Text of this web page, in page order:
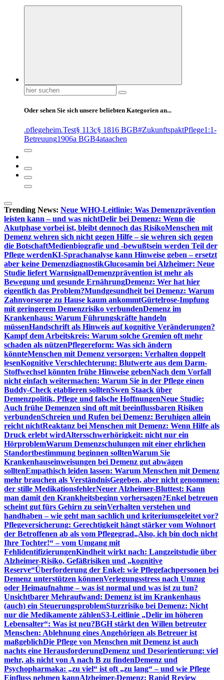
Suchen
nach:
Oder sehen Sie sich unsere beliebten Kategorien an...
.pflegeheim.Test§ 113c§ 1816 BGB#ZukunftspaktPflege1:1-
Betreuung1906a BGB4ataachen
Trending News: Neue WHO-Leitlinie: Was Demenzprävention
leisten kann – und was nichtDelir bei Demenz: Wenn die
Akutphase vorbei ist, bleibt dennoch das RisikoMenschen mit
Demenz wehren sich nicht gegen Hilfe – sie wehren sich gegen
die BotschaftMedienbiografie und -bewußtsein werden Teil der
Pflege werdenKI-Sprachanalyse kann Hinweise geben – ersetzt
aber keine DemenzdiagnostikGlucosamin bei Alzheimer: Neue
Studie liefert WarnsignalDemenzprävention ist mehr als
Bewegung und gesunde ErnährungDemenz: Wer hat hier
eigentlich das Problem?Mundgesundheit bei Demenz: Warum
Zahnvorsorge zu Hause kaum ankommtGürtelrose-Impfung
mit geringerem Demenzrisiko verbundenDemenz im
Krankenhaus: Warum Führungskräfte handeln
müssenHandschrift als Hinweis auf kognitive Veränderungen?
Kampf dem Arbeitskreis: Warum solche Gremien oft mehr
schaden als nützenPflegereform: Was sich ändern
könnteMenschen mit Demenz versorgen: Verhalten doppelt
lesenKognitive Verschlechterung: Blutwerte aus dem Darm-
Stoffwechsel könnten frühe Hinweise gebenNach dem Vorfall
nicht einfach weitermachen: Warum Sie in der Pflege einen
Buddy-Check etablieren solltenSwen Staack über
Demenzpolitik, Pflege und falsche HoffnungenNeue Studie:
Auch frühe Demenzen sind oft mit beeinflussbaren Risiken
verbundenSchreien und Rufen bei Demenz: Beruhigen allein
reicht nichtReaktanz bei Menschen mit Demenz: Wenn Hilfe als
Druck erlebt wirdAltersschwerhörigkeit: nicht nur ein
HörproblemWarum Demenzschulungen mit einer ehrlichen
Standortbestimmung beginnen solltenWarum Sie
Krankenhauseinweisungen bei Demenz gut abwägen
solltenEmpathisch leiden lassen: Warum Menschen mit Demenz
mehr brauchen als VerständnisGegeben, aber nicht genommen:
der stille MedikationsfehlerNeuer Alzheimer-Bluttest: Kann
man damit den Krankheitsbeginn vorhersagen?Enkel betreuen
scheint gut fürs Gehirn zu seinVerhalten verstehen und
handhaben – wie geht man sachlich und kriteriumsgeleitet vor?
Pflegeversicherung: Gerechtigkeit hängt stärker vom Wohnort
der Betroffenen ab als vom Pflegegrad„Also, ich bin doch nicht
Ihre Tochter!“ – vom Umgang mit
FehlidentifizierungenKindheit wirkt nach: Langzeitstudie über
Alzheimer-Risiko, Gefäßrisiken und „kognitive
Reserve“Überforderung der Enkel: wie Pflegefachpersonen bei
Demenz unterstützen könnenVerlegungsstress nach Umzug
oder Heimaufnahme – was ist normal und was ist zu tun?
Unsichtbarer Mehraufwand: Demenz ist im Krankenhaus
(auch) ein SteuerungsproblemSturzrisiko bei Demenz: Nicht
nur die Medikamente zählenS3-Leitlinie „Delir im höheren
Lebensalter“: Was ist neu?BGH stärkt den Willen betreuter
Menschen: Ablehnung eines Angehörigen als Betreuer ist
maßgeblichDie Pflege von Menschen mit Demenz ist auch
nachts eine HerausforderungDemenz und Desorientierung: viel
mehr, als nicht von A nach B zu findenDemenz und
Psychopharmaka: „zu viel“ ist oft „zu lang“ – und wie Pflege
Einfluss nehmen kannAlzheimer-Demenz: Rapid Review